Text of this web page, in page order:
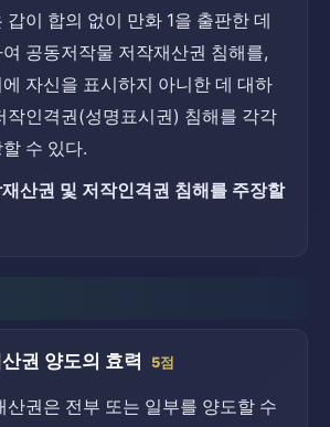
갑이 합의 없이 만화 1을 출판한 데
공동저작물 저작재산권 침해를,
에 자신을 표시하지 아니한 데 대하
작인격권(성명표시권) 침해를 각각
수 있다.
산권 및 저작인격권 침해를 주장할
권 양도의 효력 5점
산권은 전부 또는 일부를 양도할 수